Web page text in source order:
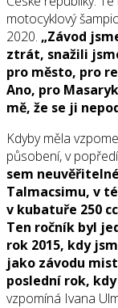
motocyklový
2020. „Závod
ztrát, snažili
pro město, pro
Ano, pro
mě, že se ji
Kdyby měla
působení, v
sem
Talmacsimu, v
v kubatuře 250
Ten ročník byl
rok 2015, kdy
jako závodu
poslední rok,
vzpomíná Ivana